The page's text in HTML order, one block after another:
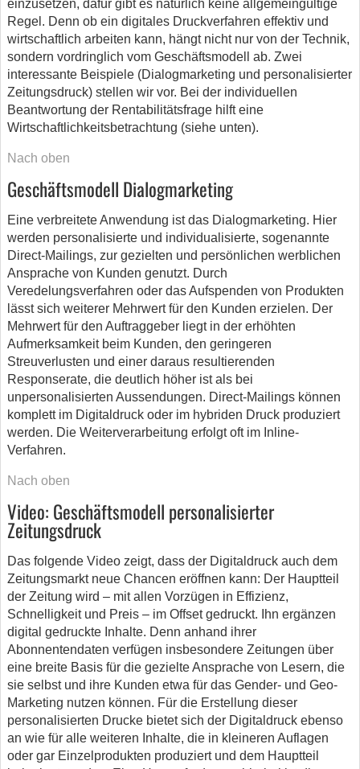
einzusetzen, dafür gibt es natürlich keine allgemeingültige
Regel. Denn ob ein digitales Druckverfahren effektiv und
wirtschaftlich arbeiten kann, hängt nicht nur von der Technik,
sondern vordringlich vom Geschäftsmodell ab. Zwei
interessante Beispiele (Dialogmarketing und personalisierter
Zeitungsdruck) stellen wir vor. Bei der individuellen
Beantwortung der Rentabilitätsfrage hilft eine
Wirtschaftlichkeitsbetrachtung (siehe unten).
Nach oben
Geschäftsmodell Dialogmarketing
Eine verbreitete Anwendung ist das Dialogmarketing. Hier
werden personalisierte und individualisierte, sogenannte
Direct-Mailings, zur gezielten und persönlichen werblichen
Ansprache von Kunden genutzt. Durch
Veredelungsverfahren oder das Aufspenden von Produkten
lässt sich weiterer Mehrwert für den Kunden erzielen. Der
Mehrwert für den Auftraggeber liegt in der erhöhten
Aufmerksamkeit beim Kunden, den geringeren
Streuverlusten und einer daraus resultierenden
Responserate, die deutlich höher ist als bei
unpersonalisierten Aussendungen. Direct-Mailings können
komplett im Digitaldruck oder im hybriden Druck produziert
werden. Die Weiterverarbeitung erfolgt oft im Inline-
Verfahren.
Nach oben
Video: Geschäftsmodell personalisierter
Zeitungsdruck
Das folgende Video zeigt, dass der Digitaldruck auch dem
Zeitungsmarkt neue Chancen eröffnen kann: Der Hauptteil
der Zeitung wird – mit allen Vorzügen in Effizienz,
Schnelligkeit und Preis – im Offset gedruckt. Ihn ergänzen
digital gedruckte Inhalte. Denn anhand ihrer
Abonnentendaten verfügen insbesondere Zeitungen über
eine breite Basis für die gezielte Ansprache von Lesern, die
sie selbst und ihre Kunden etwa für das Gender- und Geo-
Marketing nutzen können. Für die Erstellung dieser
personalisierten Drucke bietet sich der Digitaldruck ebenso
an wie für alle weiteren Inhalte, die in kleineren Auflagen
oder gar Einzelprodukten produziert und dem Hauptteil